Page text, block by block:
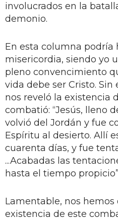
involucrados en la
demonio.
En esta columna podría
misericordia, siendo yo
pleno convencimiento
vida debe ser Cristo.
nos reveló la existencia
combatió: “Jesús, lleno
volvió del Jordán y fue
Espíritu al desierto. Allí
cuarenta días, y fue
...Acabadas las
hasta el tiempo
Lamentable, nos hemos
existencia de este